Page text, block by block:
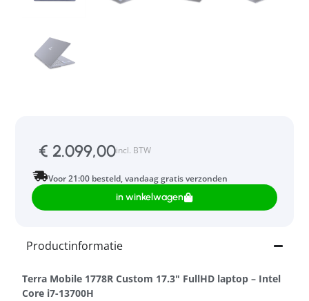
€ 2.099,00incl. BTW
Voor 21:00 besteld, vandaag gratis verzonden
in winkelwagen
Productinformatie
Terra Mobile 1778R Custom 17.3" FullHD laptop – Intel
Core i7-13700H